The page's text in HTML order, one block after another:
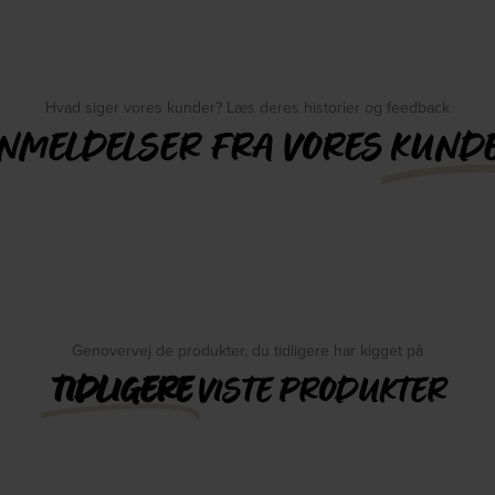
Hvad siger vores kunder? Læs deres historier og feedback
FRA VORES
Genovervej de produkter, du tidligere har kigget på
TIDLIGEREVISTE PRODUKTER